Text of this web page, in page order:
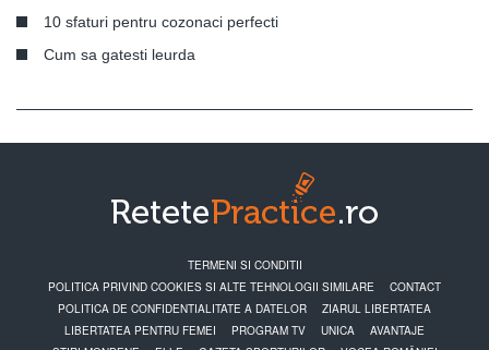
10 sfaturi pentru cozonaci perfecti
Cum sa gatesti leurda
TERMENI SI CONDITII
POLITICA PRIVIND COOKIES SI ALTE TEHNOLOGII SIMILARE
CONTACT
POLITICA DE CONFIDENTIALITATE A DATELOR
ZIARUL LIBERTATEA
LIBERTATEA PENTRU FEMEI
PROGRAM TV UNICA
AVANTAJE